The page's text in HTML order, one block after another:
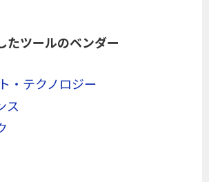
ツールのベンダー
・テクノロジー
ス